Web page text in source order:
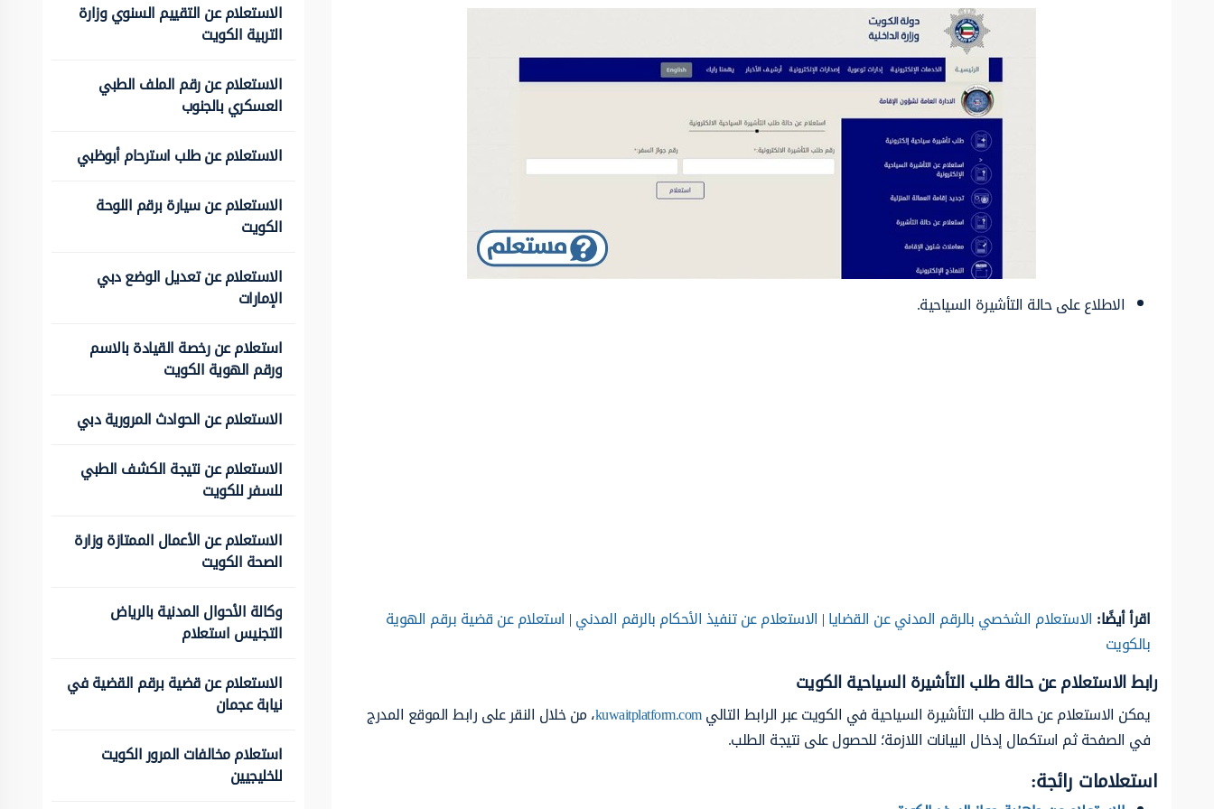
الاطلاع على حالة التأشيرة السياحية.
اقرأ أيضًا: الاستعلام الشخصي بالرقم المدني عن القضايا| الاستعلام عن تنفيذ الأحكام بالرقم المدني| استعلام عن قضية برقم الهوية
بالكويت
رابط الاستعلام عن حالة طلب التأشيرة السياحية الكويت
يمكن الاستعلام عن حالة طلب التأشيرة السياحية في الكويت عبر الرابط التاليkuwaitplatform.com، من خلال النقر على رابط الموقع المدرج
في الصفحة ثم استكمال إدخال البيانات اللازمة؛ للحصول على نتيجة الطلب.
استعلامات رائجة:
الاستعلام عن التقييم السنوي وزارة
التربية الكويت
الاستعلام عن رقم الملف الطبي
العسكري بالجنوب
الاستعلام عن طلب استرحام أبوظبي
الاستعلام عن سيارة برقم اللوحة
الكويت
الاستعلام عن تعديل الوضع دبي
الإمارات
استعلام عن رخصة القيادة بالاسم
ورقم الهوية الكويت
الاستعلام عن الحوادث المرورية دبي
الاستعلام عن نتيجة الكشف الطبي
للسفر للكويت
الاستعلام عن الأعمال الممتازة وزارة
الصحة الكويت
وكالة الأحوال المدنية بالرياض
التجنيس استعلام
الاستعلام عن قضية برقم القضية في
نيابة عجمان
استعلام مخالفات المرور الكويت
للخليجيين